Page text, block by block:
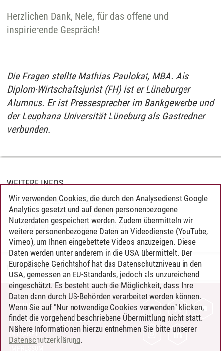
Herzlichen Dank, Nele, für das offene und
inspirierende Gespräch!
Die Fragen stellte Mathias Paulokat, MBA. Als
Diplom-Wirtschaftsjurist (FH) ist er Lüneburger
Alumnus. Er ist Pressesprecher im Bankgewerbe und
der Leuphana Universität Lüneburg als Gastredner
verbunden.
WEITERE INFOS
Leuphana Law School
Fakultät Staatswissenschaft
Prof. Dr. Bernhard Hohlbein
Leuphana News /28.10.2025
KONTAKT
LEUPHANA ALS ARBEITGEBER
INTRANET
Wir verwenden Cookies, die durch den Analysedienst Google
Analytics gesetzt und auf denen personenbezogene
Nutzerdaten gespeichert werden. Zudem übermitteln wir
weitere personenbezogene Daten an Videodienste (YouTube,
Vimeo), um Ihnen eingebettete Videos anzuzeigen. Diese
Daten werden unter anderem in die USA übermittelt. Der
Europäische Gerichtshof hat das Datenschutzniveau in den
USA, gemessen an EU-Standards, jedoch als unzureichend
eingeschätzt. Es besteht auch die Möglichkeit, dass Ihre
Daten dann durch US-Behörden verarbeitet werden können.
Wenn Sie auf "Nur notwendige Cookies verwenden" klicken,
findet die vorgehend beschriebene Übermittlung nicht statt.
Nähere Informationen hierzu entnehmen Sie bitte unserer
Datenschutzerklärung.